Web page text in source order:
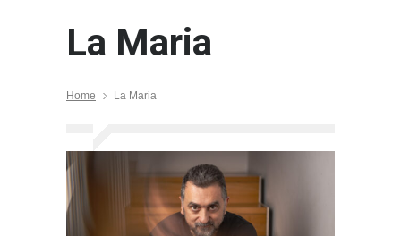
La Maria
Home La Maria